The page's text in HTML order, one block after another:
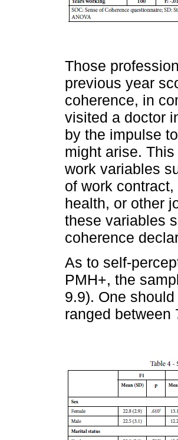
Those
previous year
coherence, in
visited a doctor
by the impulse
might arise.
work variables
of work
health, or other
these variables
coherence
As to self-
PMH+, the
9.9). One
ranged between